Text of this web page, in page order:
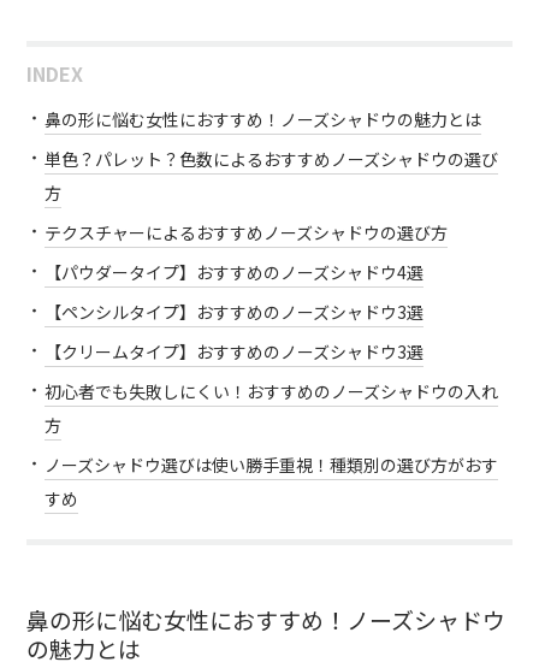
INDEX
鼻の形に悩む女性におすすめ！ノーズシャドウの魅力とは
単色？パレット？色数によるおすすめノーズシャドウの選び
方
テクスチャーによるおすすめノーズシャドウの選び方
【パウダータイプ】おすすめのノーズシャドウ4選
【ペンシルタイプ】おすすめのノーズシャドウ3選
【クリームタイプ】おすすめのノーズシャドウ3選
初心者でも失敗しにくい！おすすめのノーズシャドウの入れ
方
ノーズシャドウ選びは使い勝手重視！種類別の選び方がおす
すめ
鼻の形に悩む女性におすすめ！ノーズシャドウ
の魅力とは